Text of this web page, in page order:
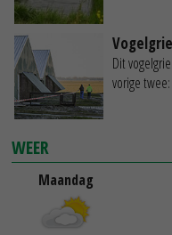
Dit
vorige
WEER
Maandag